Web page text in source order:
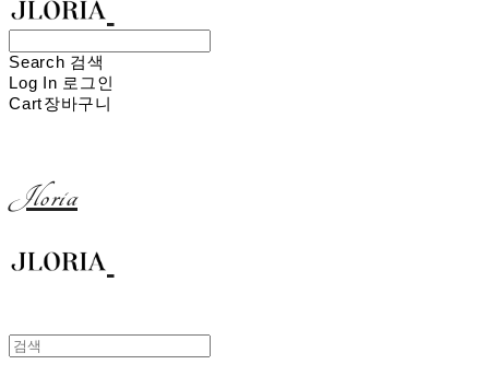
Search 검색
Log In 로그인
Cart장바구니
Jloria